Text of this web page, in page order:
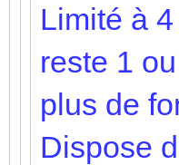
Limité à
reste 1
plus de
Dispose